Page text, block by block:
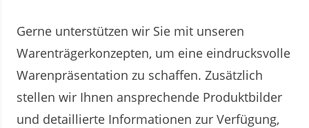
Gerne unterstützen wir Sie mit unseren
Warenträgerkonzepten, um eine eindrucksvolle
Warenpräsentation zu schaffen. Zusätzlich
stellen wir Ihnen ansprechende Produktbilder
und detaillierte Informationen zur Verfügung,